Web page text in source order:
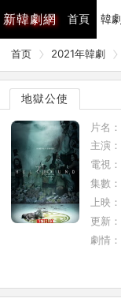
新韓劇網 首頁 韓
首页 2021年韓劇
地獄公使
片名：
主演：
電視：
集數：
上映：
更新：
劇情：